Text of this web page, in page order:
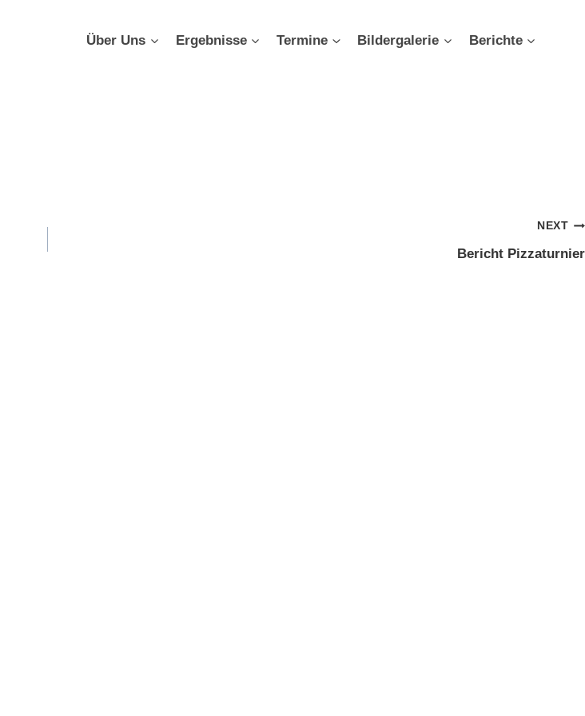
Über Uns Ergebnisse Termine Bildergalerie Berichte
NEXT
Bericht Pizzaturnier